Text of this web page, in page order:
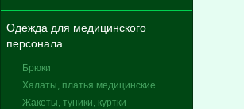
Одежда для медицинского
персонала
Брюки
Халаты, платья медицинские
Жакеты, туники, куртки